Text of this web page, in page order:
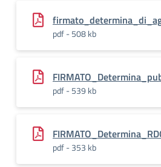
pdf - 508 kb
pdf - 539 kb
pdf - 353 kb